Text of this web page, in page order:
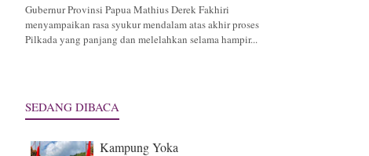
Gubernur Provinsi Papua Mathius Derek Fakhiri
menyampaikan rasa syukur mendalam atas akhir proses
Pilkada yang panjang dan melelahkan selama hampir...
SEDANG DIBACA
Kampung Yoka